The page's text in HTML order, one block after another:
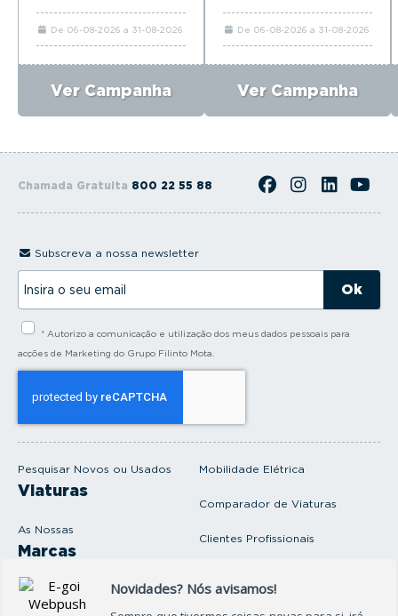
De 06-08-2026 a 31-08-2026
Ver Campanha
De 06-08-2026 a 31-08-2026
Ver Campanha
Chamada Gratuita 800 22 55 88
Pesquisar Novos ou Usados
Viaturas
As Nossas
Marcas
Produtos e serviços
Oficina
Mobilidade Elétrica
Comparador de Viaturas
Clientes Profissionais
Subscreva a nossa newsletter
s
* Autorizo a comunicação e utilização dos meus dados pessoais para
acções de Marketing do Grupo Filinto Mota.